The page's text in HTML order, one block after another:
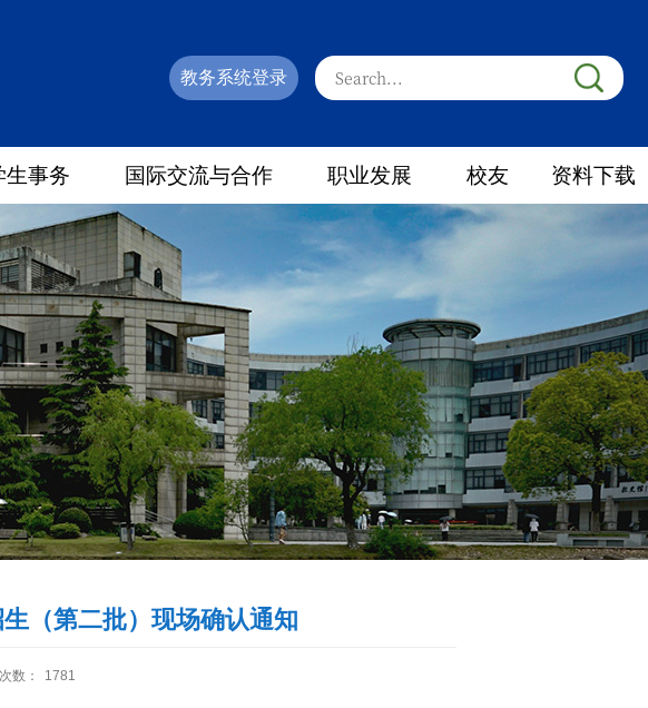
教务系统登录
生事务 国际交流与合作 职业发展 校友 资料下载
（第二批）现场确认通知
数： 1781